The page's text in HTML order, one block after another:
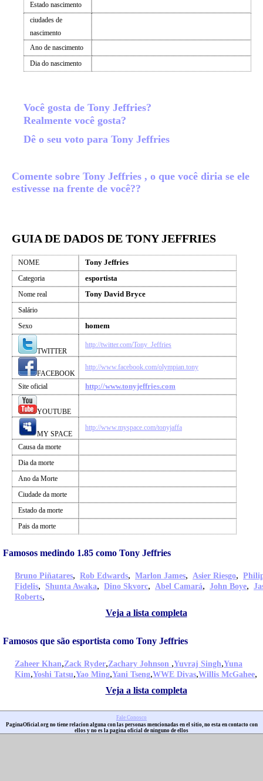
Estado nascimento
ciudades de
nascimento
Ano de nascimento
Dia do nascimento
Você gosta de Tony Jeffries?
Realmente você gosta?
Dê o seu voto para Tony Jeffries
Comente sobre Tony Jeffries , o que você diria se ele
estivesse na frente de você??
GUIA DE DADOS DE TONY JEFFRIES
NOME Tony Jeffries
Categoria esportista
Nome real Tony David Bryce
Salário
Sexo
homem
TWITTER
http://twitter.com/Tony_Jeffries
FACEBOOK
http://www.facebook.com/olympian.tony
Site oficial http://www.tonyjeffries.com
YOUTUBE
MY SPACE
http://www.myspace.com/tonyjaffa
Causa da morte
Dia da morte
Ano da Morte
Ciudade da morte
Estado da morte
Pais da morte
Famosos medindo 1.85 como Tony Jeffries
Bruno Piñatares, Rob Edwards, Marlon James, Asier Riesgo,
Fidelis, Shunta Awaka, Dino Skvorc, Abel Camará, John Boye,
Roberts,
Veja a lista completa
Famosos que são esportista como Tony Jeffries
Zaheer Khan,Zack Ryder,Zachary Johnson ,Yuvraj Singh,Yuna
Kim,Yoshi Tatsu,Yao Ming,Yani Tseng,WWE Divas,Willis McGahee,
Veja a lista completa
Fale Conosco
PaginaOficial.org no tiene relacion alguna con las personas mencionadas en el sitio, no esta en contacto con
ellos y no es la pagina oficial de ninguno de ellos